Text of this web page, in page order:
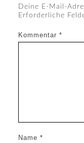
Deine E-Mail-
Erforderliche
Kommentar *
Name *